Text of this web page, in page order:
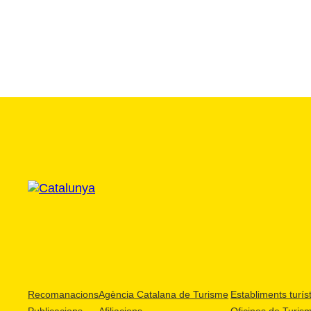
RecomanacionsAgència Catalana de Turisme Establiments